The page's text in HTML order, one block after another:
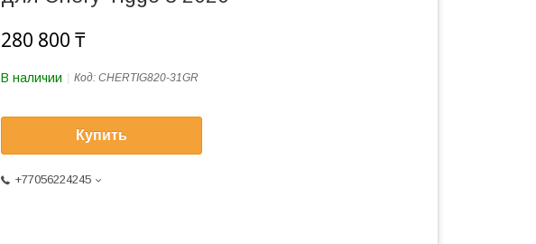
280 800 ₸
В наличии Код: CHERTIG820-31GR
Купить
+77056224245